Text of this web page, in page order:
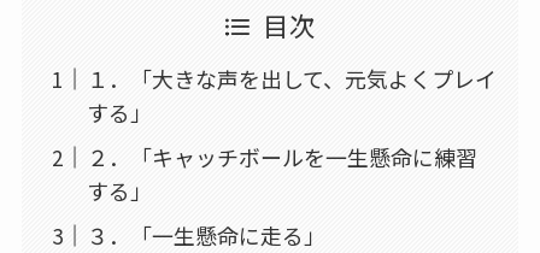
目次
１．「大きな声を出して、元気よくプレイ
する」
２．「キャッチボールを一生懸命に練習
する」
３．「一生懸命に走る」